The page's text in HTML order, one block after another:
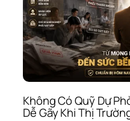
Không Có Quỹ Dự
Dễ Gãy Khi Thị